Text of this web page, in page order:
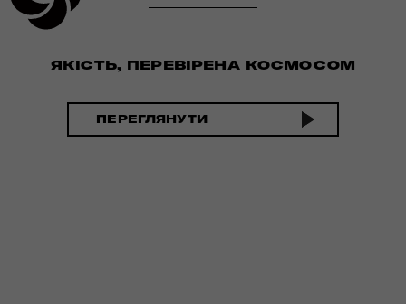
ЯКІСТЬ, ПЕРЕВІРЕНА КОСМОСОМ
ПЕРЕГЛЯНУТИ